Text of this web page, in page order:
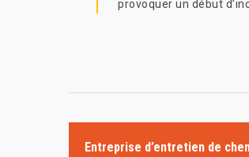
provoquer un début
Entreprise d’entretien de